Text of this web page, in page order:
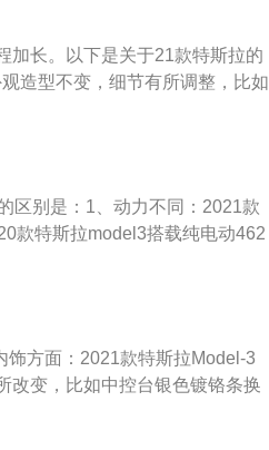
胎压显示可以随时监测轮胎的
出是哪个轮胎存在问题。胎压
时系统只会以故障灯的形式提醒
2、多媒体设备有所升级：2021
音识别控制系统（包括多媒体
和原厂手机映射这两个如此
有所变化：2020款荣放配备单
，而且后期还不支持原厂加装，
加长。以下是关于21款特斯拉的
造型不变，细节有所调整，比如
镀铬条，并提供18英寸和20英
铬条换成了更深色的装饰，中
区别是：1、动力不同：2021款
款特斯拉model3搭载纯电动462
推出两款车型；2020款特
，车身类型是4门5座三厢
饰方面：2021款特斯拉Model-3
改变，比如中控台银色镀铬条换
功能。2、标准版：2021款特